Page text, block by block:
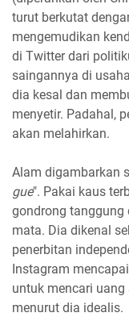
turut berkutat
mengemudikan
di Twitter dari
saingannya di
dia kesal dan
menyetir. Padahal,
akan melahirkan.
Alam digambarkan
gue". Pakai kaus
gondrong tanggung
mata. Dia dikenal
penerbitan
Instagram
untuk mencari uang
menurut dia idealis.